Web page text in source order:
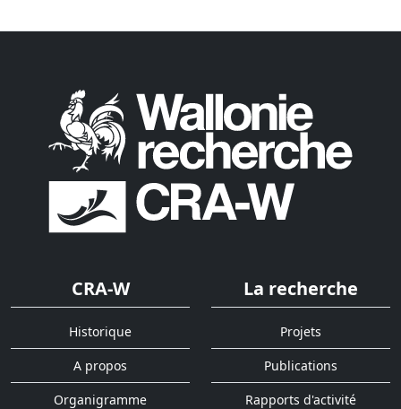
CRA-W
Historique
A propos
Organigramme
La recherche
Projets
Publications
Rapports d'activité